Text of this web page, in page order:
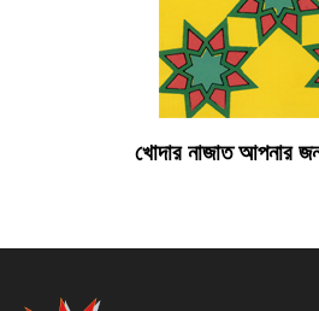
খোদার নাজাত আপনার